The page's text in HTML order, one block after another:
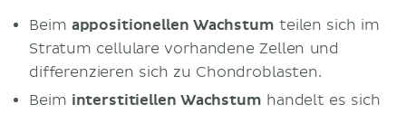
Beim appositionellen Wachstum teilen sich im
Stratum cellulare vorhandene Zellen und
differenzieren sich zu Chondroblasten.
Beim interstitiellen Wachstum handelt es sich